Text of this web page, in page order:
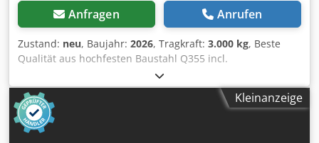
Anfragen Anrufen
Zustand: neu, Baujahr: 2026, Tragkraft: 3.000 kg, Beste
Qualität aus hochfesten Baustahl Q355 incl.
Plasmanitrierung und Skalierung 3 D Lochtisch 2400 x 1200
x 200mm, Raster 100mm, Plattendicke 20mm,
Lochdurchmesser 28mm, Plan Bearbeitet, sehr massiv
Gewicht ca. 950 Kg Mit Tischfuß 4 mal verstellbar Preis ist
ohne Zubehörsatz, Aufpreis 500.-€ Crodpox Nih Nofx
Kleinanzeige